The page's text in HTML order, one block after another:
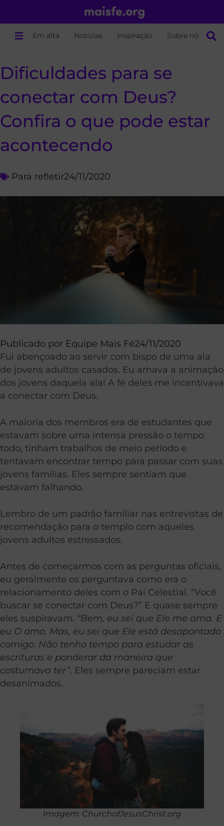
Em alta Notícias Inspiração Sobre nós
Dificuldades para se
conectar com Deus?
Confira o que pode estar
acontecendo
Para refletir24/11/2020
Publicado por Equipe Mais Fé24/11/2020
Fui abençoado ao servir com bispo de uma ala
de jovens adultos casados. Eu amava a animação
dos jovens daquela ala! A fé deles me incentivava
a conectar com Deus.
A maioria dos membros era de estudantes que
estavam sobre uma intensa pressão o tempo
todo, tinham trabalhos de meio período e
tentavam encontrar tempo para passar com suas
jovens famílias. Eles sempre sentiam que
estavam falhando.
Lembro de um padrão familiar nas entrevistas de
recomendação para o templo com aqueles
jovens adultos estressados.
Antes de começarmos com as perguntas oficiais,
eu geralmente os perguntava como era o
relacionamento deles com o Pai Celestial. “Você
buscar se conectar com Deus?” E quase sempre
eles suspiravam. “Bem, eu sei que Ele me ama. E
eu O amo. Mas, eu sei que Ele está desapontado
comigo. Não tenho tempo para estudar as
escrituras e ponderar da maneira que
costumava ter”. Eles sempre pareciam estar
desanimados.
Imagem: ChurchofJesusChrist.org